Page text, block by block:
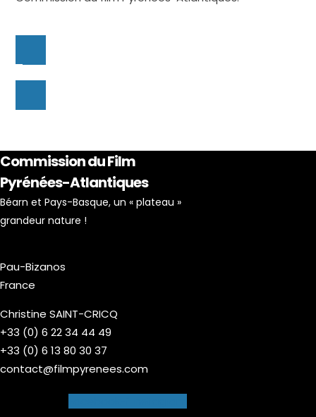
Commission du Film
Pyrénées-Atlantiques
Béarn et Pays-Basque, un « plateau »
grandeur nature !
Pau-Bizanos
France
Christine SAINT-CRICQ
+33 (0) 6 22 34 44 49
+33 (0) 6 13 80 30 37
contact@filmpyrenees.com